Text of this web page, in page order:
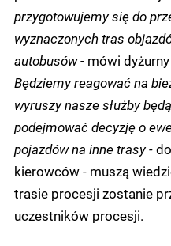
przygotowujemy się do
wyznaczonych tras
autobusów - mówi
Będziemy reagować na
wyruszy nasze służby
podejmować decyzję o
pojazdów na inne trasy -
kierowców - muszą
trasie procesji zostanie
uczestników procesji.